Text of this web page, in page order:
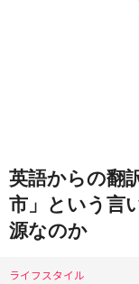
英語からの翻
市」という言
源なのか
ライフスタイル